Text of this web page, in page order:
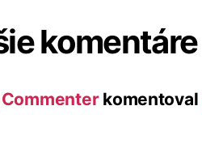
komentáre
komentoval